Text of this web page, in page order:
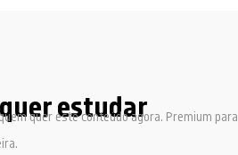
estudar
quer este conteúdo agora. Premium para